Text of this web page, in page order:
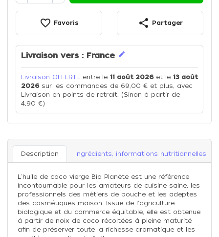
favorite_border Favoris share Partager
Livraison vers : France edit
Livraison OFFERTE entre le 11 août 2026et le 13 août
2026sur les commandes de 69,00 € et plus, avec
Livraison en points de retrait. (Sinon à partir de
4,90 €)
Description Ingrédients, informations nutritionnelles
L'huile de coco vierge Bio Planète est une référence
incontournable pour les amateurs de cuisine saine, les
professionnels des métiers de bouche et les adeptes
des cosmétiques maison. Issue de l'agriculture
biologique et du commerce équitable, elle est obtenue
à partir de noix de coco récoltées à pleine maturité
afin de préserver toute la richesse aromatique et les